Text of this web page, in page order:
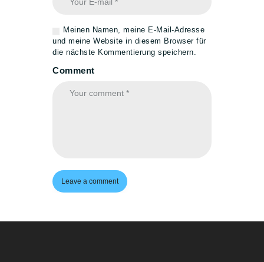
Meinen Namen, meine E-Mail-Adresse
und meine Website in diesem Browser für
die nächste Kommentierung speichern.
Comment